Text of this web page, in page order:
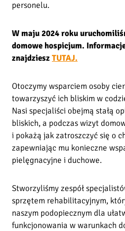
s
t
e
w
e
s
p
r
z
j
H
o
s
personelu.
W maju 2024 roku
domowe hospicjum.
znajdzieszTUTAJ.
Otoczymy wsparciem osoby
towarzyszyć ich bliskim w
Nasi specjaliści obejmą stałą
bliskich, a podczas wizyt
i pokażą jak zatroszczyć się o
zapewniając mu konieczne
pielęgnacyjne i duchowe.
Stworzyliśmy zespół
sprzętem rehabilitacyjnym,
naszym podopiecznym dla
funkcjonowania w warunkach